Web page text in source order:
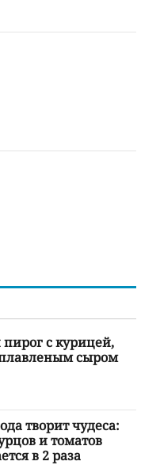
пирог с курицей,
сыром
творит чудеса:
и томатов
в 2 раза